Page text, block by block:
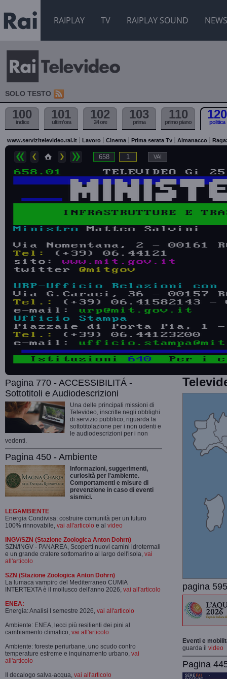
RAIPLAY TV RAIPLAY SOUND NEWS
SOLO TESTO
100
indice
101
ultim'ora
102
24 ore
103
prima
110
primo piano
120
politica
www.servizitelevideo.rai.it Lavoro Cinema Prima serata Tv Almanacco
Pagina 770 - ACCESSIBILITÁ -
Sottotitoli e Audiodescrizioni
Una delle principali missioni di
Televideo, inscritte negli obblighi
di servizio pubblico, riguarda la
sottotitolazione per i non udenti e
le audiodescrizioni per i non
vedenti.
Pagina 450 - Ambiente
Informazioni, suggerimenti,
curiosità per l'ambiente.
Comportamenti e misure di
prevenzione in caso di eventi
sismici.
LEGAMBIENTE
Energia Condivisa: costruire comunità per un futuro
100% rinnovabile, vai all'articolo e al video
INGV/SZN (Stazione Zoologica Anton Dohrn)
SZN/INGV - PANAREA, Scoperti nuovi camini idrotermali
e un grande cratere sottomarino al largo dell'isola, vai
all'articolo
SZN (Stazione Zoologica Anton Dohrn)
La lumaca vampiro del Mediterraneo CUMIA
INTERTEXTA è il mollusco dell'anno 2026, vai all'articolo
ENEA:
Energia: Analisi I semestre 2026, vai all'articolo
Ambiente: ENEA, lecci più resilienti dei pini al
cambiamento climatico, vai all'articolo
Ambiente: foreste periurbane, uno scudo contro
temperature estreme e inquinamento urbano, vai
all'articolo
Il decalogo salva-acqua, vai all'articolo
pagina
Eventi e
guarda il video
Pagina